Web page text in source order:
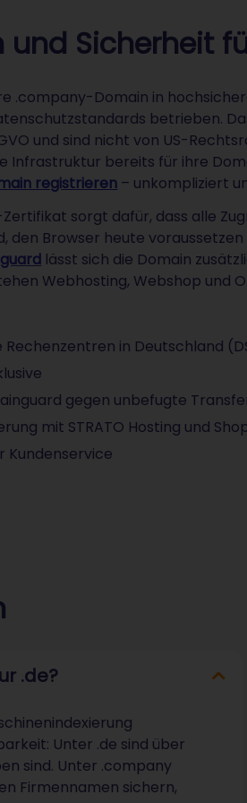
und Sicherheit
.company-Domain in
betrieben.
und sind nicht von US-
Infrastruktur bereits für ihre
registrieren – unkompliziert
Zertifikat sorgt dafür, dass alle
den Browser heute
lässt sich die Domain
Webhosting, Webshop und
in Deutschland
gegen unbefugte
mit STRATO Hosting und
Kundenservice
.de?
Unter .de sind über
sind. Unter .company
Firmennamen sichern,